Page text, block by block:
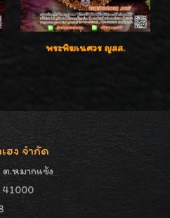
พระพิฆเนศวร ญสส.
ฮง จำกัด
ต.หมากแข้ง
41000